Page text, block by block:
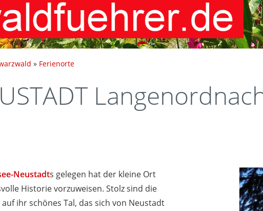
» Ferienorte
Neustadts gelegen hat der kleine Ort
Historie vorzuweisen. Stolz sind die
ihr schönes Tal, das sich von Neustadt